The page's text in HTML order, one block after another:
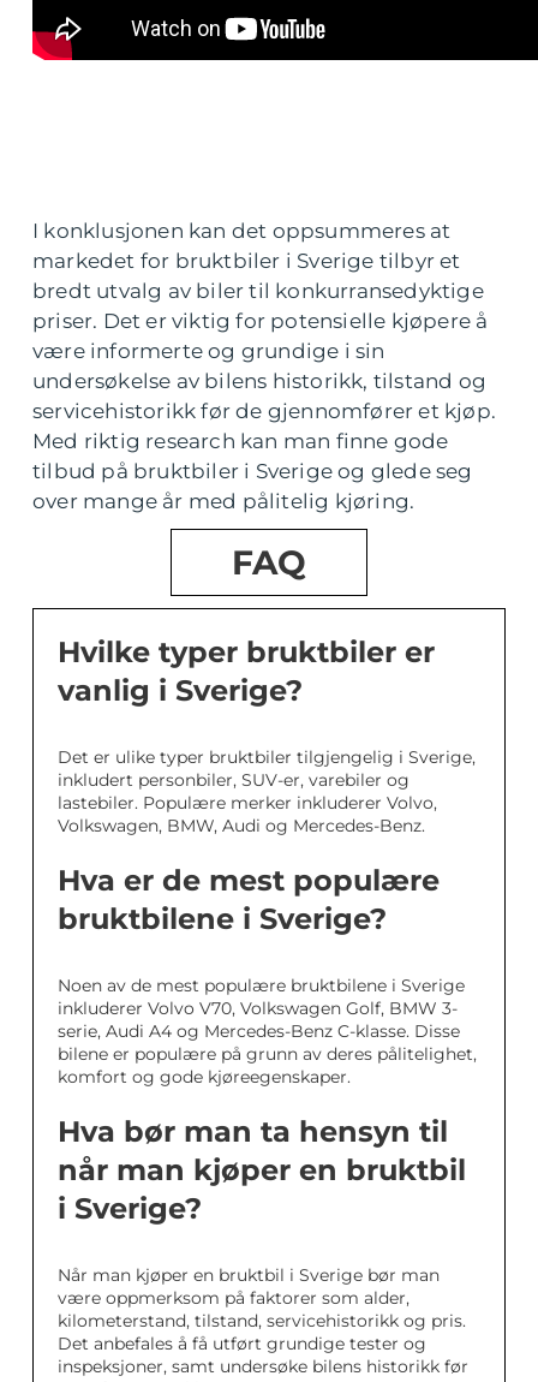
I konklusjonen kan det oppsummeres at
markedet for bruktbiler i Sverige tilbyr et
bredt utvalg av biler til konkurransedyktige
priser. Det er viktig for potensielle kjøpere å
være informerte og grundige i sin
undersøkelse av bilens historikk, tilstand og
servicehistorikk før de gjennomfører et kjøp.
Med riktig research kan man finne gode
tilbud på bruktbiler i Sverige og glede seg
over mange år med pålitelig kjøring.
FAQ
Hvilke typer bruktbiler er
vanlig i Sverige?
Det er ulike typer bruktbiler tilgjengelig i Sverige,
inkludert personbiler, SUV-er, varebiler og
lastebiler. Populære merker inkluderer Volvo,
Volkswagen, BMW, Audi og Mercedes-Benz.
Hva er de mest populære
bruktbilene i Sverige?
Noen av de mest populære bruktbilene i Sverige
inkluderer Volvo V70, Volkswagen Golf, BMW 3-
serie, Audi A4 og Mercedes-Benz C-klasse. Disse
bilene er populære på grunn av deres pålitelighet,
komfort og gode kjøreegenskaper.
Hva bør man ta hensyn til
når man kjøper en bruktbil
i Sverige?
Når man kjøper en bruktbil i Sverige bør man
være oppmerksom på faktorer som alder,
kilometerstand, tilstand, servicehistorikk og pris.
Det anbefales å få utført grundige tester og
inspeksjoner, samt undersøke bilens historikk før